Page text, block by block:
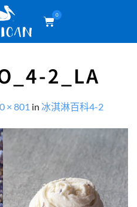
0
2_LA
× 801 in 冰淇淋百科4-2